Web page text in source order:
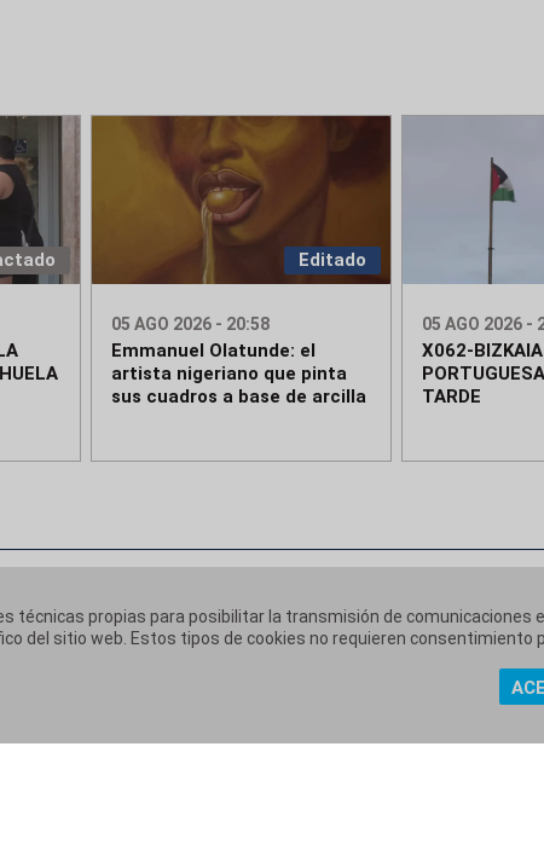
Editado
05 AGO 2026 - 20:58
Emmanuel Olatunde: el
artista nigeriano que pinta
sus cuadros a base de arcilla
05 AGO 2026 -
X062-
TARDE
técnicas propias para posibilitar la transmisión de
del sitio web. Estos tipos de cookies no requieren